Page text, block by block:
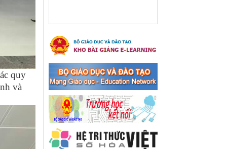
quy
và
Hưởng ứng cuộc thi trực
tuyến "Tìm hiểu Nghị quyết
Trung ương 8 Khoá XIII"
Hưởng ứng cuộc thi trực tuyến
"Tìm hiểu Nghị quyết Trung
ương 8 Khoá XIII"
Ngày ban hành: 04/03/2024
Kế hoạch Triển khai công
tác tuyên truyền, đảm bảo
trật tự, an toàn giao thông